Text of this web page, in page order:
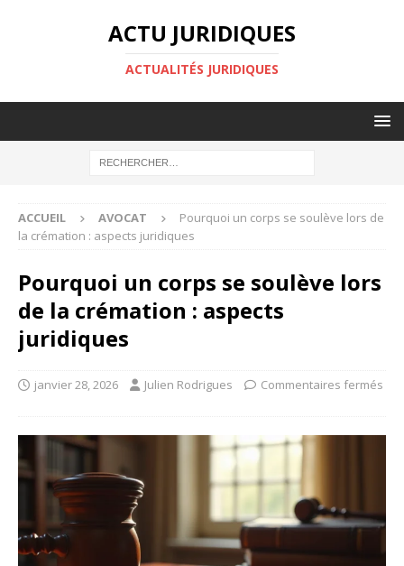
ACTU JURIDIQUES
ACTUALITÉS JURIDIQUES
ACCUEIL AVOCAT
Pourquoi un corps se soulève lors de
la crémation : aspects juridiques
Pourquoi un corps se soulève lors
de la crémation : aspects
juridiques
janvier 28, 2026 Julien Rodrigues Commentaires fermés